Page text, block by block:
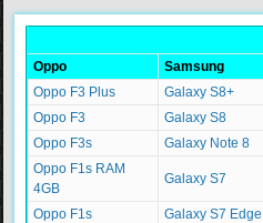
Oppo Samsung
Oppo F3 Plus
Galaxy S8+
Oppo F3
Galaxy S8
Oppo F3s
Galaxy Note 8
Oppo F1s RAM
4GB
Galaxy S7
Oppo F1s Galaxy S7 Edge